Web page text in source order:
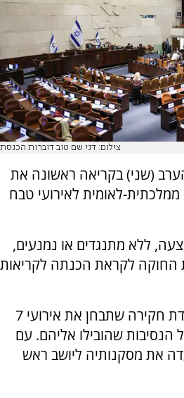
צילום: דני שם טוב דוברות הכנסת
(שני) בקריאה ראשונה את
לאומית לאירועי טבח
ללא מתנגדים או נמנעים,
החוקה לקראת הכנתה לקריאות
על פי ההצעה, תוקם ועדת חקירה שתבחן את אירועי 7
ואת כלל הנסיבות שהובילו אליהם. עם
את מסקנותיה ליושב ראש